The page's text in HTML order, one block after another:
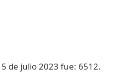
de julio 2023 fue: 6512.